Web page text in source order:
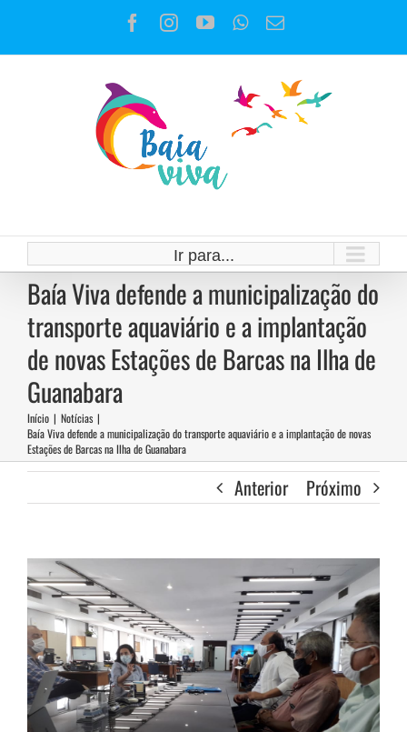
o
Facebook
Instagram
YouTubeWhatsApp
E-
Ir para...
Baía Viva defende a municipalização do
transporte aquaviário e a implantação
de novas Estações de Barcas na Ilha de
Guanabara
Início | Notícias |
Baía Viva defende a municipalização do transporte aquaviário e a implantação de novas
Estações de Barcas na Ilha de Guanabara
Anterior Próximo
View
Larger
Image